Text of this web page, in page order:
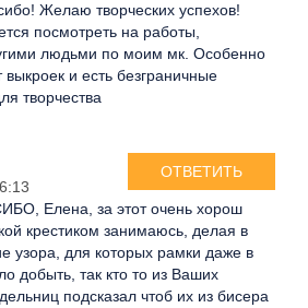
Желаю творческих успехов!
посмотреть на работы,
людьми по моим мк. Особенно
выкроек и есть безграничные
творчества
Елена, за этот очень хорош
крестиком занимаюсь, делая в
узора, для которых рамки даже в
добыть, так кто то из Ваших
подсказал чтоб их из бисера
ОТВЕТИТЬ